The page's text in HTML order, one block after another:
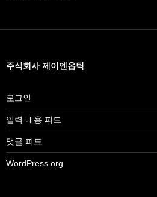
주식회사 제이엔옵틱
로그인
입력 내용 피드
댓글 피드
WordPress.org